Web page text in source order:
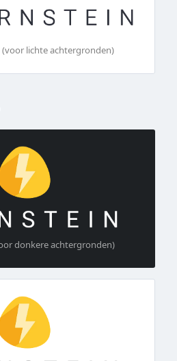
lichte achtergronden)
donkere achtergronden)